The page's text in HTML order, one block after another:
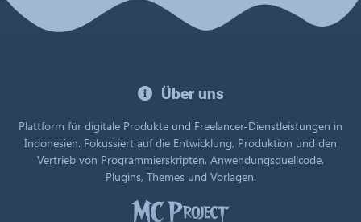
offiziellen
MC
Project
Über uns
Plattform für digitale Produkte und Freelancer-Dienstleistungen in
Indonesien. Fokussiert auf die Entwicklung, Produktion und den
Vertrieb von Programmierskripten, Anwendungsquellcode,
Plugins, Themes und Vorlagen.